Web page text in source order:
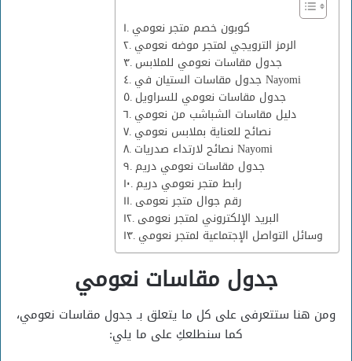
كوبون خصم متجر نعومي
الرمز الترويجي لمتجر موضه نعومي
جدول مقاسات نعومي للملابس
جدول مقاسات الستيان في Nayomi
جدول مقاسات نعومي للسراويل
دليل مقاسات الشباشب من نعومي
نصائح للعناية بملابس نعومي
نصائح لارتداء صدريات Nayomi
جدول مقاسات نعومي دريم
رابط متجر نعومي دريم
البريد الإلكتروني لمتجر نعومى
وسائل التواصل الإجتماعية لمتجر نعومي
جدول مقاسات نعومي
ومن هنا ستتعرفى على كل ما يتعلق بـ جدول مقاسات نعومي،
كما سنطلعكِ على ما يلي: